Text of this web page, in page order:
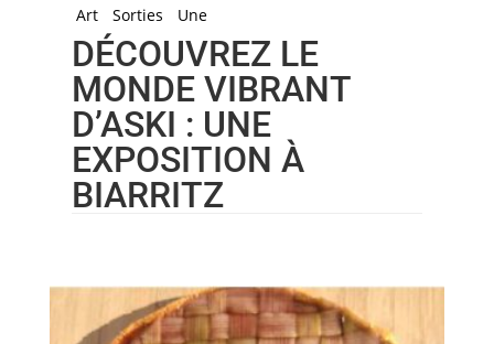
Art Sorties Une
DÉCOUVREZ LE
MONDE VIBRANT
D’ASKI : UNE
EXPOSITION À
BIARRITZ